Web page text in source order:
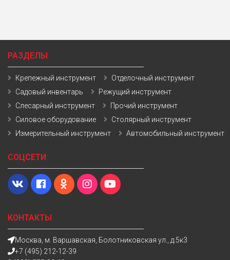
КОНТАКТЫ
Москва, м. Варшавская, Болотниковская ул., д.5к3
+7 (495) 212-12-39
РАЗДЕЛЫ
Крепежный инструмент
Отделочный инструмент
Садовый инвентарь
Режущий инструмент
Слесарный инструмент
Прочий инструмент
Силовое оборудование
Столярный инструмент
Измерительный инструмент
Автомобильный инструмент
СОЦСЕТИ